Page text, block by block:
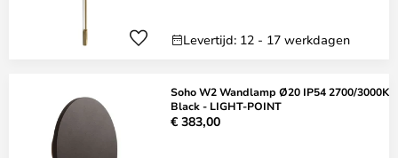
Levertijd: 12 - 17 werkdagen
Soho W2 Wandlamp Ø20 IP54 2700/3000K
Black - LIGHT-POINT
€ 383,00